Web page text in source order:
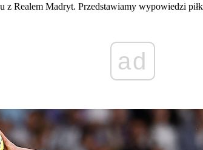
Realem Madryt. Przedstawiamy wypowiedzi
ad